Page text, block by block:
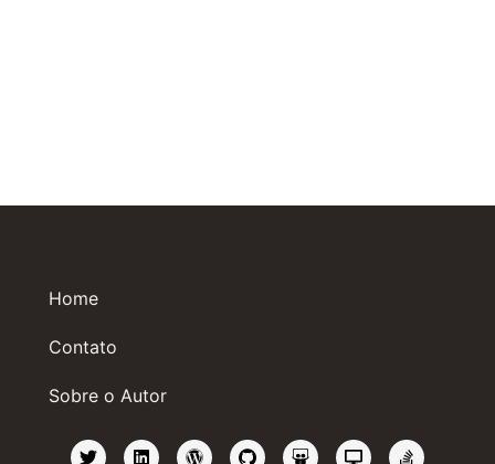
Home
Contato
Sobre o Autor